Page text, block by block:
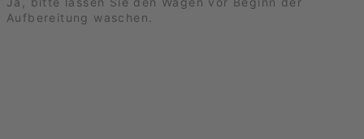
Aufbereitung waschen.